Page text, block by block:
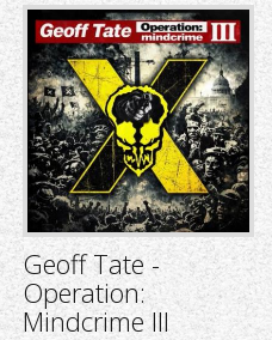
Geoff Tate -
Operation:
Mindcrime III